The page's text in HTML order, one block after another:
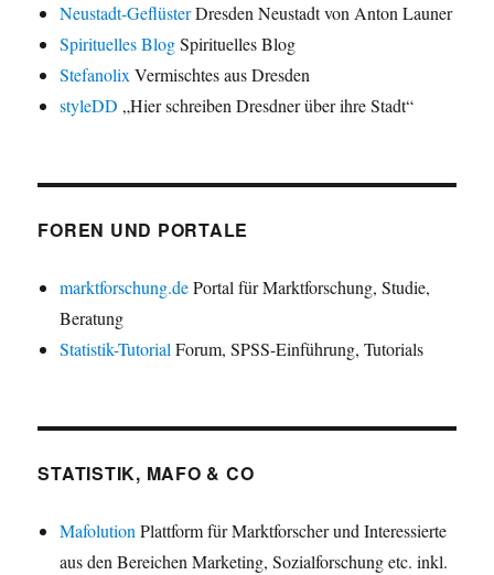
Neustadt-GeflüsterDresden Neustadt von Anton Launer
Spirituelles BlogSpirituelles Blog
StefanolixVermischtes aus Dresden
styleDD „Hier schreiben Dresdner über ihre Stadt“
FOREN UND PORTALE
marktforschung.dePortal für Marktforschung, Studie,
Beratung
Statistik-TutorialForum, SPSS-Einführung, Tutorials
STATISTIK, MAFO & CO
MafolutionPlattform für Marktforscher und Interessierte
aus den Bereichen Marketing, Sozialforschung etc. inkl.